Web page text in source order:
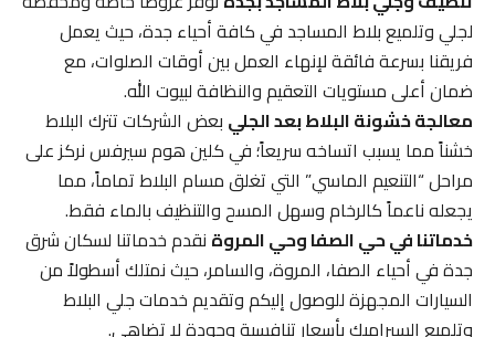
لجلي وتلميع بلاط المساجد في كافة أحياء جدة، حيث يعمل
فريقنا بسرعة فائقة لإنهاء العمل بين أوقات الصلوات، مع
ضمان أعلى مستويات التعقيم والنظافة لبيوت الله.
معالجة خشونة البلاط بعد الجليبعض الشركات تترك البلاط
خشناً مما يسبب اتساخه سريعاً؛ في كلين هوم سيرفس نركز على
مراحل “التنعيم الماسي” التي تغلق مسام البلاط تماماً، مما
يجعله ناعماً كالرخام وسهل المسح والتنظيف بالماء فقط.
خدماتنا في حي الصفا وحي المروةنقدم خدماتنا لسكان شرق
جدة في أحياء الصفا، المروة، والسامر، حيث نمتلك أسطولاً من
السيارات المجهزة للوصول إليكم وتقديم خدمات جلي البلاط
وتلميع السيراميك بأسعار تنافسية وجودة لا تضاهى.